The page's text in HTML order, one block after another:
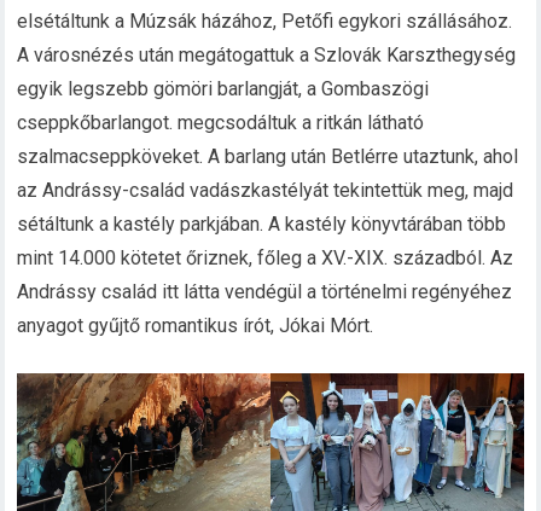
elsétáltunk a Múzsák házához, Petőfi egykori szállásához.
A városnézés után megátogattuk a Szlovák Karszthegység
egyik legszebb gömöri barlangját, a Gombaszögi
cseppkőbarlangot. megcsodáltuk a ritkán látható
szalmacseppköveket. A barlang után Betlérre utaztunk, ahol
az Andrássy-család vadászkastélyát tekintettük meg, majd
sétáltunk a kastély parkjában. A kastély könyvtárában több
mint 14.000 kötetet őriznek, főleg a XV.-XIX. századból. Az
Andrássy család itt látta vendégül a történelmi regényéhez
anyagot gyűjtő romantikus írót, Jókai Mórt.